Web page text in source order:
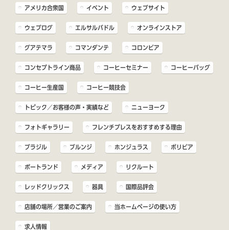
アメリカ合衆国 イベント ウェブサイト
ウェブログ エルサルバドル オンラインストア
グアテマラ コマンダンテ コロンビア
コンセプトライン商品 コーヒーセミナー コーヒーバッグ
コーヒー生産国 コーヒー競技会
トピック／お客様の声・実績など ニューヨーク
フォトギャラリー フレンチプレスをおすすめする理由
ブラジル ブルンジ ホンジュラス ボリビア
ポートランド メディア リクルート
レッドクリックス 器具 国際品評会
店舗の場所／営業のご案内 当ホームページの使い方
求人情報